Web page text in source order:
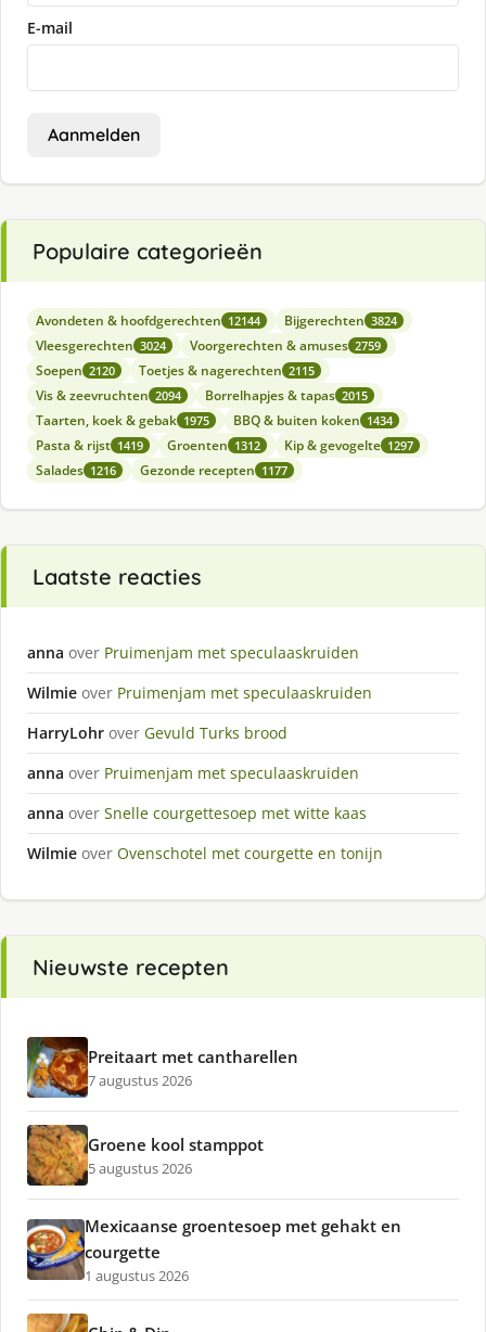
E-mail
Aanmelden
Populaire categorieën
Avondeten & hoofdgerechten 12144 Bijgerechten 3824
Vleesgerechten 3024 Voorgerechten & amuses 2759
Soepen 2120 Toetjes & nagerechten 2115
Vis & zeevruchten 2094 Borrelhapjes & tapas 2015
Taarten, koek & gebak 1975 BBQ & buiten koken 1434
Pasta & rijst 1419 Groenten 1312 Kip & gevogelte 1297
Salades 1216 Gezonde recepten 1177
Laatste reacties
anna over Pruimenjam met speculaaskruiden
Wilmie over Pruimenjam met speculaaskruiden
HarryLohr over Gevuld Turks brood
anna over Pruimenjam met speculaaskruiden
anna over Snelle courgettesoep met witte kaas
Wilmie over Ovenschotel met courgette en tonijn
Nieuwste recepten
Preitaart met cantharellen
7 augustus 2026
Groene kool stamppot
5 augustus 2026
Mexicaanse groentesoep met gehakt en
courgette
1 augustus 2026